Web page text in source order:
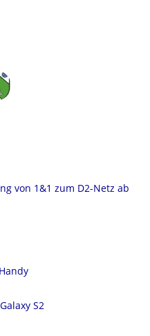
von 1&1 zum D2-Netz ab
S2